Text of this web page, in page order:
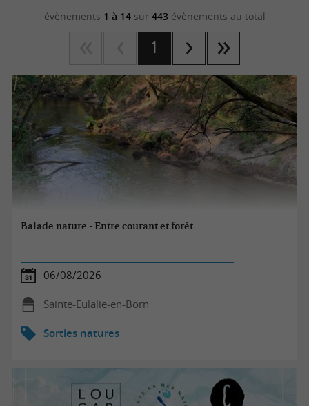
évènements 1 à 14sur 443évènements au total
1
Balade nature - Entre courant et forêt
06/08/2026
Sainte-Eulalie-en-Born
Sorties natures